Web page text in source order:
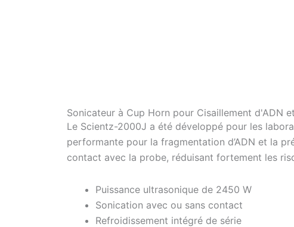
Sonicateur à Cup Horn pour Cisaillement d'ADN
Le Scientz-2000J a été développé pour les
performante pour la fragmentation d’ADN et la
contact avec la probe, réduisant fortement les
Puissance ultrasonique de 2450 W
Sonication avec ou sans contact
Refroidissement intégré de série